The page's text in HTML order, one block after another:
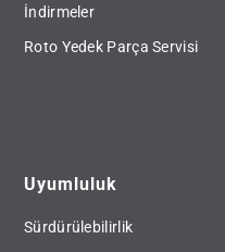
İndirmeler
Roto Yedek Parça Servisi
Uyumluluk
Sürdürülebilirlik